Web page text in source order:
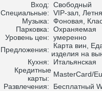
Вход: Свободный
Специальные: VIP-зал,
Музыка: Фоновая,
Парковка: Охраняемая
Уровень цен: умеренно
Предложения:
Карта вин,
изделия на
Кухня:
Итальянская
Кредитные
карты:
MasterCard/
Развлечения:
Бесплатный